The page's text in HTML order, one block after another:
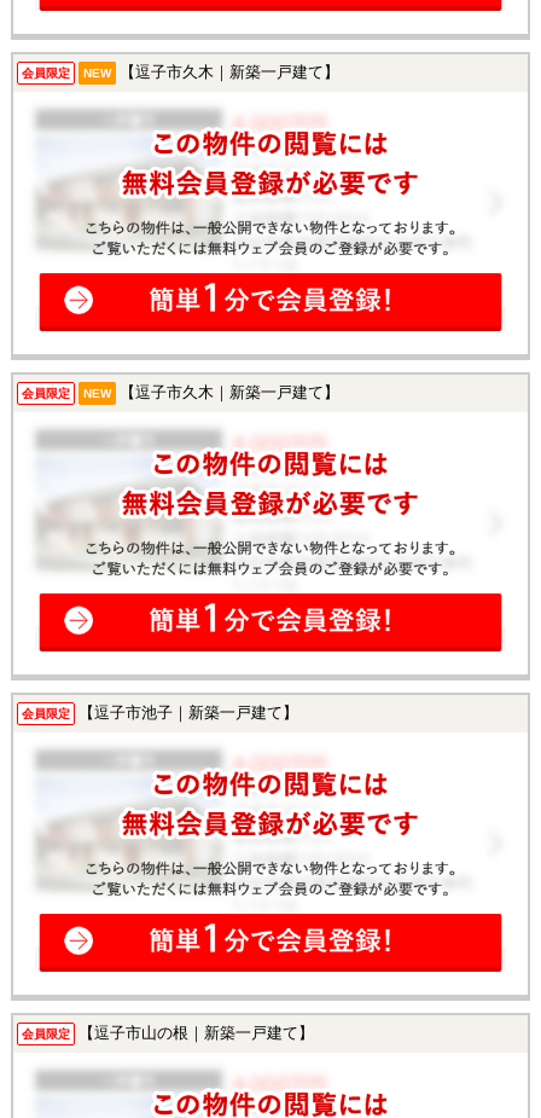
会員限定 NEW 【逗子市久木｜新築一戸建て】
会員限定 NEW 【逗子市久木｜新築一戸建て】
会員限定 【逗子市池子｜新築一戸建て】
会員限定 【逗子市山の根｜新築一戸建て】